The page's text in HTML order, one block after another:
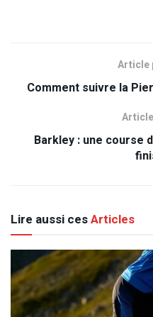
Article
Comment suivre la
Barkley : une course
Lire aussi cesArticles